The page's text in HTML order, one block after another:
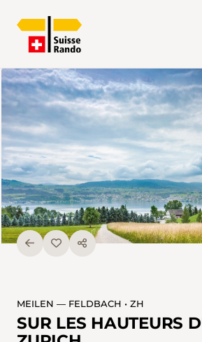
MEILEN — FELDBACH • ZH
SUR LES HAUTEURS